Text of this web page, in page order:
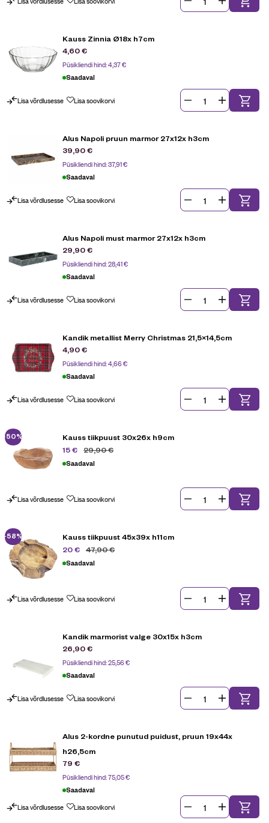
Kauss Zinnia Ø18x h7cm
4,60€
Püsikliendi hind:4,37€
Saadaval
Lisa võrdlusesse Lisa soovikorvi
Alus Napoli pruun marmor 27x12x h3cm
39,90€
Püsikliendi hind:37,91€
Saadaval
Lisa võrdlusesse Lisa soovikorvi
Alus Napoli must marmor 27x12x h3cm
29,90€
Püsikliendi hind:28,41€
Saadaval
Lisa võrdlusesse Lisa soovikorvi
Kandik metallist Merry Christmas 21,5×14,5cm
4,90€
Püsikliendi hind:4,66€
Saadaval
Lisa võrdlusesse Lisa soovikorvi
-50%
Kauss tiikpuust 30x26x h9cm
29,90€
15€
Saadaval
Lisa võrdlusesse Lisa soovikorvi
-58%
Kauss tiikpuust 45x39x h11cm
47,90€
20€
Saadaval
Lisa võrdlusesse Lisa soovikorvi
Kandik marmorist valge 30x15x h3cm
26,90€
Püsikliendi hind:25,56€
Saadaval
Lisa võrdlusesse Lisa soovikorvi
Alus 2-kordne punutud puidust, pruun 19x44x
h26,5cm
79 €
Püsikliendi hind:75,05€
Saadaval
Lisa võrdlusesse Lisa soovikorvi